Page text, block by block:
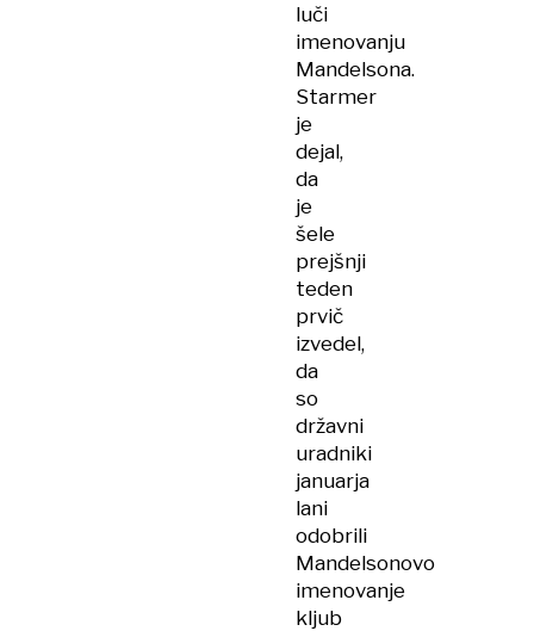
luči
imenovanju
Mandelsona.
Starmer
je
dejal,
da
je
šele
prejšnji
teden
prvič
izvedel,
da
so
državni
uradniki
januarja
lani
odobrili
Mandelsonovo
imenovanje
kljub